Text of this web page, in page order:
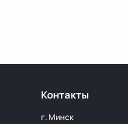
Контакты
г. Минск